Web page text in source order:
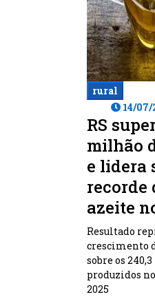
rural
14/07/
RS
milhão
e lidera
recorde
azeite
Resultado
crescimento
sobre os
produzidos
2025